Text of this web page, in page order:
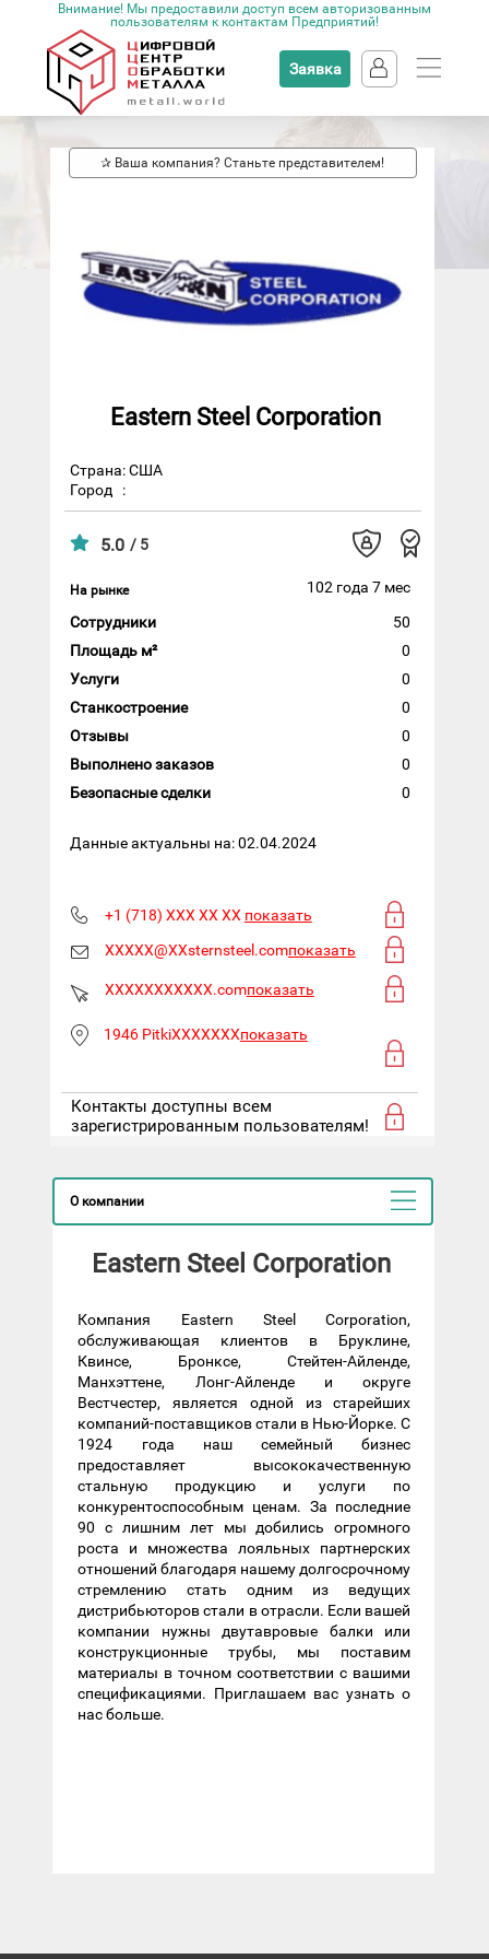
Внимание! Мы предоставили доступ всем авторизованным
пользователям к контактам Предприятий!
Заявка
✰ Ваша компания? Станьте представителем!
Eastern Steel Corporation
Страна: США
Город
:
5.0 / 5
На рынке
102 года 7 мес
Сотрудники
50
Площадь м²
0
Услуги
0
Станкостроение
0
Отзывы
0
Выполнено заказов
0
Безопасные сделки
0
Данные актуальны на: 02.04.2024
+1 (718) XXX XX XX показать
XXXXX@XXsternsteel.comпоказать
XXXXXXXXXXX.comпоказать
1946 PitkiXXXXXXXпоказать
Контакты доступны всем
зарегистрированным пользователям!
О компании
Eastern Steel Corporation
Компания Eastern Steel Corporation,
обслуживающая клиентов в Бруклине,
Квинсе, Бронксе, Стейтен-Айленде,
Манхэттене, Лонг-Айленде и округе
Вестчестер, является одной из старейших
компаний-поставщиков стали в Нью-Йорке. С
1924 года наш семейный бизнес
предоставляет высококачественную
стальную продукцию и услуги по
конкурентоспособным ценам. За последние
90 с лишним лет мы добились огромного
роста и множества лояльных партнерских
отношений благодаря нашему долгосрочному
стремлению стать одним из ведущих
дистрибьюторов стали в отрасли. Если вашей
компании нужны двутавровые балки или
конструкционные трубы, мы поставим
материалы в точном соответствии с вашими
спецификациями. Приглашаем вас узнать о
нас больше.